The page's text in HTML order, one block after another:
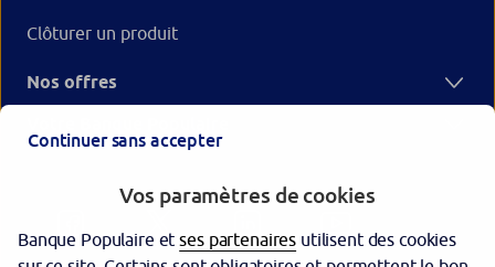
Clôturer un produit
Nos offres
Continuer sans accepter
Vos paramètres de cookies
Banque Populaire etses partenaires utilisent des cookies